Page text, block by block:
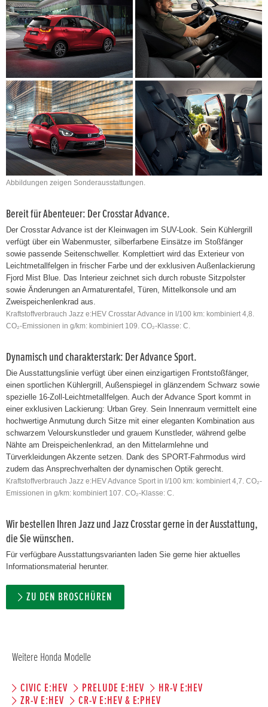
Abbildungen zeigen Sonderausstattungen.
Bereit für Abenteuer: Der Crosstar Advance.
Der Crosstar Advance ist der Kleinwagen im SUV-Look. Sein Kühlergrill
verfügt über ein Wabenmuster, silberfarbene Einsätze im Stoßfänger
sowie passende Seitenschweller. Komplettiert wird das Exterieur von
Leichtmetallfelgen in frischer Farbe und der exklusiven Außenlackierung
Fjord Mist Blue. Das Interieur zeichnet sich durch robuste Sitzpolster
sowie Änderungen an Armaturentafel, Türen, Mittelkonsole und am
Zweispeichenlenkrad aus.
Kraftstoffverbrauch Jazz e:HEV Crosstar Advance in l/100 km: kombiniert 4,8.
CO₂-Emissionen in g/km: kombiniert 109. CO₂-Klasse: C.
Dynamisch und charakterstark: Der Advance Sport.
Die Ausstattungslinie verfügt über einen einzigartigen Frontstoßfänger,
einen sportlichen Kühlergrill, Außenspiegel in glänzendem Schwarz sowie
spezielle 16-Zoll-Leichtmetallfelgen. Auch der Advance Sport kommt in
einer exklusiven Lackierung: Urban Grey. Sein Innenraum vermittelt eine
hochwertige Anmutung durch Sitze mit einer eleganten Kombination aus
schwarzem Velourskunstleder und grauem Kunstleder, während gelbe
Nähte am Dreispeichenlenkrad, an den Mittelarmlehne und
Türverkleidungen Akzente setzen. Dank des SPORT-Fahrmodus wird
zudem das Ansprechverhalten der dynamischen Optik gerecht.
Kraftstoffverbrauch Jazz e:HEV Advance Sport in l/100 km: kombiniert 4,7. CO₂-
Emissionen in g/km: kombiniert 107. CO₂-Klasse: C.
Wir bestellen Ihren Jazz und Jazz Crosstar gerne in der Ausstattung,
die Sie wünschen.
Für verfügbare Ausstattungsvarianten laden Sie gerne hier aktuelles
Informationsmaterial herunter.
ZU DEN BROSCHÜREN
Weitere Honda Modelle
CIVIC E:HEV PRELUDE E:HEV
HR-V E:HEV
ZR-V E:HEV
CR-V E:HEV & E:PHEV